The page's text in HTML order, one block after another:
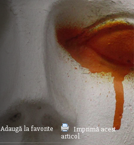
Adaugă la favorite
Imprimă acest
articol